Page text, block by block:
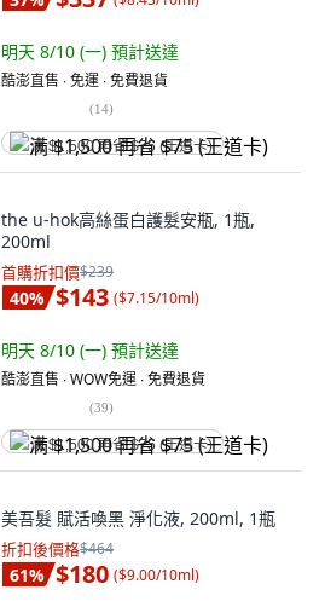
明天 8/10 (一) 預計送達
酷澎直售 ∙ 免運 ∙ 免費退貨
(14)
满 $1,500 再省 $75 (王道卡)
the u-hok高絲蛋白護髮安瓶, 1瓶,
200ml
首購折扣價$239
40% $143 ($7.15/10ml)
明天 8/10 (一) 預計送達
酷澎直售 ∙ WOW免運 ∙ 免費退貨
(39)
满 $1,500 再省 $75 (王道卡)
美吾髮 賦活喚黑 淨化液, 200ml, 1瓶
折扣後價格$464
61% $180 ($9.00/10ml)